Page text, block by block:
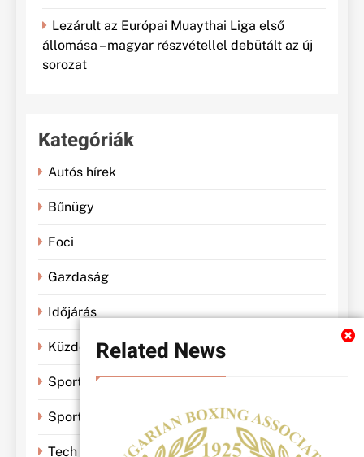
Related News
Lezárult az Európai Muaythai Liga első
állomása – magyar részvétellel debütált az új
sorozat
Kategóriák
Autós hírek
Bűnügy
Foci
Gazdaság
Időjárás
Küzdősportok
Sportbánya
Sporthírek
Tech